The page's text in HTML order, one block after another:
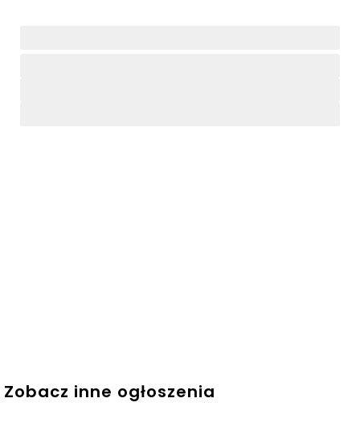
Zobacz inne ogłoszenia